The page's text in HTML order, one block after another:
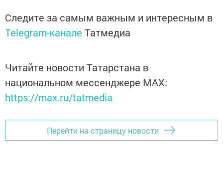
Следите за самым важным и интересным в
Telegram-канале Татмедиа
Читайте новости Татарстана в
национальном мессенджере MАХ:
https://max.ru/tatmedia
Перейти на страницу новости